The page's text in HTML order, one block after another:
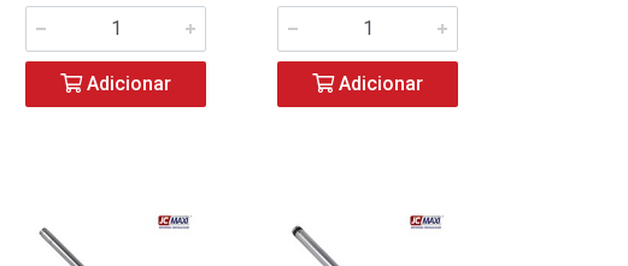
Adicionar Adicionar